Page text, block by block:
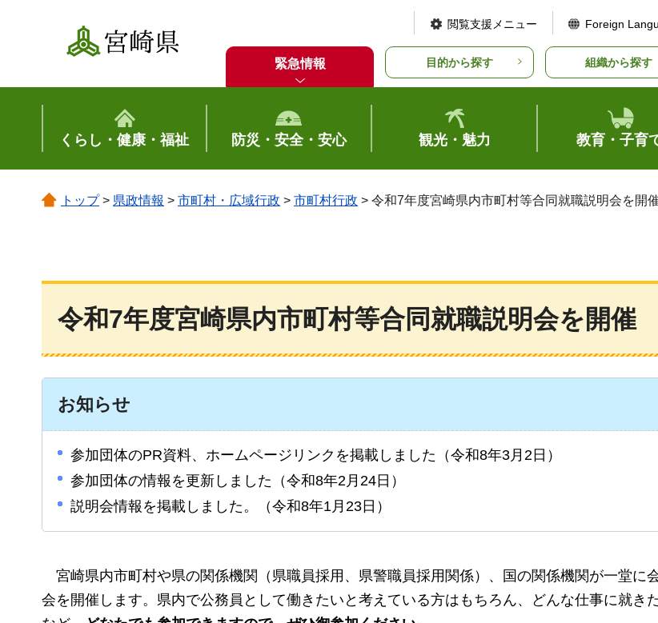
宮崎県
閲覧支援メニュー Foreign
緊急情報 目的から探す 組織から探す
くらし・健康・福祉 防災・安全・安心 観光・魅力 教育・子育
トップ> 県政情報 > 市町村・広域行政 > 市町村行政 > 令和7年度宮崎県内市町村等合同就職説明会を開
令和7年度宮崎県内市町村等合同就職説明会を開催
お知らせ
参加団体のPR資料、ホームページリンクを掲載しました（令和8年3月2日）
参加団体の情報を更新しました（令和8年2月24日）
説明会情報を掲載しました。（令和8年1月23日）
宮崎県内市町村や県の関係機関（県職員採用、県警職員採用関係）、国の関係機関が一堂に
会を開催します。県内で公務員として働きたいと考えている方はもちろん、どんな仕事に就き